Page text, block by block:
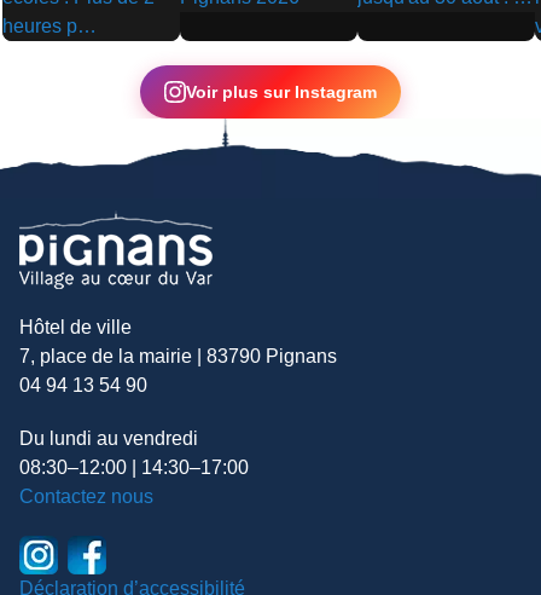
▶
▶ ▶
Voir plus sur Instagram
Hôtel de ville
7, place de la mairie | 83790 Pignans
04 94 13 54 90
Du lundi au vendredi
08:30–12:00 | 14:30–17:00
Contactez nous
Déclaration d’accessibilité